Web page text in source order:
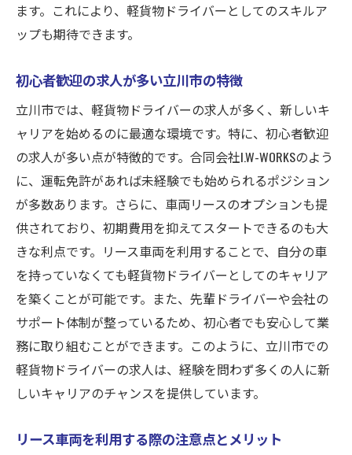
ます。これにより、軽貨物ドライバーとしてのスキルア
ップも期待できます。
初心者歓迎の求人が多い立川市の特徴
立川市では、軽貨物ドライバーの求人が多く、新しいキ
ャリアを始めるのに最適な環境です。特に、初心者歓迎
の求人が多い点が特徴的です。合同会社I.W-WORKSのよう
に、運転免許があれば未経験でも始められるポジション
が多数あります。さらに、車両リースのオプションも提
供されており、初期費用を抑えてスタートできるのも大
きな利点です。リース車両を利用することで、自分の車
を持っていなくても軽貨物ドライバーとしてのキャリア
を築くことが可能です。また、先輩ドライバーや会社の
サポート体制が整っているため、初心者でも安心して業
務に取り組むことができます。このように、立川市での
軽貨物ドライバーの求人は、経験を問わず多くの人に新
しいキャリアのチャンスを提供しています。
リース車両を利用する際の注意点とメリット